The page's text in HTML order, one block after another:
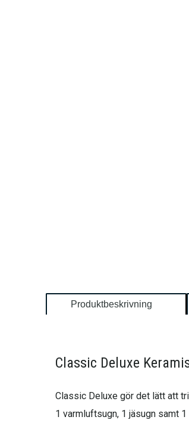
Produktbeskrivning
Classic Deluxe
Classic Deluxe gör det lätt att
1 varmluftsugn, 1 jäsugn samt